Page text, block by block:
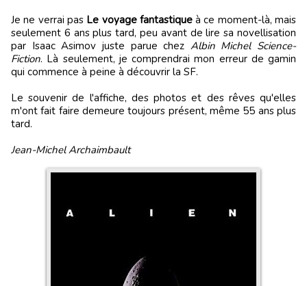
Je ne verrai pas Le voyage fantastiqueà ce moment-là, mais
seulement 6 ans plus tard, peu avant de lire sa novellisation
par Isaac Asimov juste parue chez Albin Michel Science-
Fiction. Là seulement, je comprendrai mon erreur de gamin
qui commence à peine à découvrir la SF.
Le souvenir de l'affiche, des photos et des rêves qu'elles
m'ont fait faire demeure toujours présent, même 55 ans plus
tard.
Jean-Michel Archaimbault